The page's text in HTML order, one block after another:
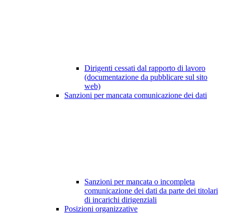
Dirigenti cessati dal rapporto di lavoro
(documentazione da pubblicare sul sito
web)
Sanzioni per mancata comunicazione dei dati
Sanzioni per mancata o incompleta
comunicazione dei dati da parte dei titolari
di incarichi dirigenziali
Posizioni organizzative